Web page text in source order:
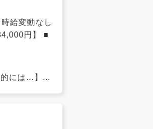
給変動なし
円】 ■
には…】...